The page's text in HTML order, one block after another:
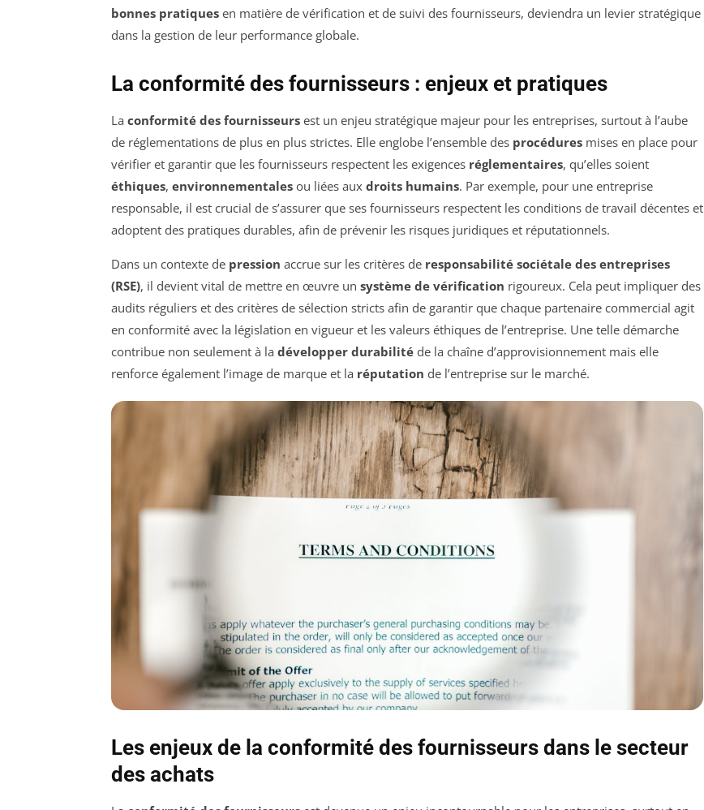
bonnes pratiques en matière de vérification et de suivi des fournisseurs, deviendra un levier stratégique
dans la gestion de leur performance globale.
La conformité des fournisseurs : enjeux et pratiques
La conformité des fournisseurs est un enjeu stratégique majeur pour les entreprises, surtout à l’aube
de réglementations de plus en plus strictes. Elle englobe l’ensemble des procédures mises en place pour
vérifier et garantir que les fournisseurs respectent les exigences réglementaires, qu’elles soient
éthiques, environnementales ou liées aux droits humains. Par exemple, pour une entreprise
responsable, il est crucial de s’assurer que ses fournisseurs respectent les conditions de travail décentes et
adoptent des pratiques durables, afin de prévenir les risques juridiques et réputationnels.
Dans un contexte de pression accrue sur les critères de responsabilité sociétale des entreprises
(RSE), il devient vital de mettre en œuvre un système de vérification rigoureux. Cela peut impliquer des
audits réguliers et des critères de sélection stricts afin de garantir que chaque partenaire commercial agit
en conformité avec la législation en vigueur et les valeurs éthiques de l’entreprise. Une telle démarche
contribue non seulement à la développer durabilité de la chaîne d’approvisionnement mais elle
renforce également l’image de marque et la réputation de l’entreprise sur le marché.
Les enjeux de la conformité des fournisseurs dans le secteur
des achats